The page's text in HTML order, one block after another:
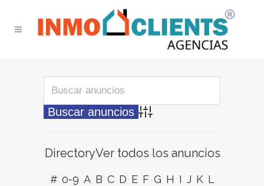
Búsqueda avanzada
DirectoryVer todos los anuncios
# 0-9 A B C D E F G H I J K L